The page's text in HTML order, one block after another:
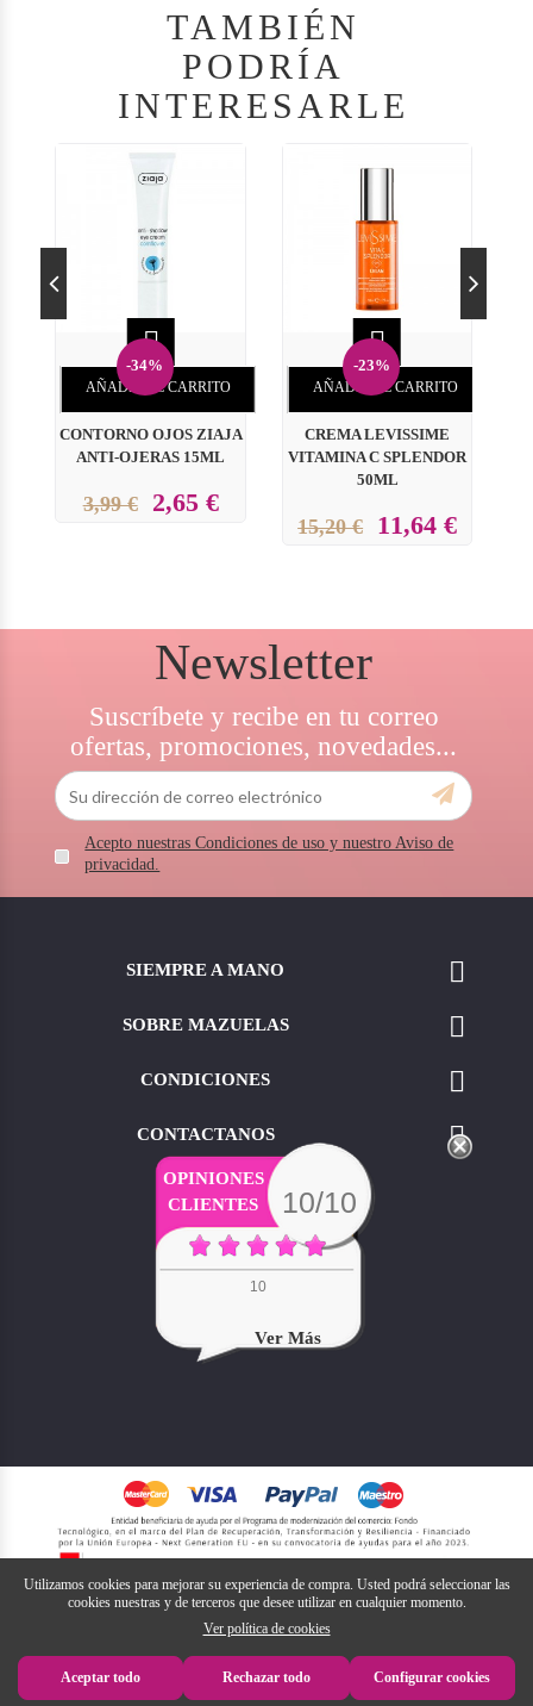
TAMBIÉN
PODRÍA
INTERESARLE
-34%

AÑADIR AL CARRITO
CONTORNO OJOS ZIAJA
ANTI-OJERAS 15ML
3,99 € 2,65 €
-23%

AÑADIR AL CARRITO
CREMA LEVISSIME
VITAMINA C SPLENDOR
50ML
15,20 € 11,64 €
Newsletter
Suscríbete y recibe en tu correo
ofertas, promociones, novedades...
Acepto nuestras Condiciones de uso y nuestro Aviso de
privacidad.
SIEMPRE A MANO 
SOBRE MAZUELAS 
CONDICIONES 
CONTACTANOS 
OPINIONES
CLIENTES
10/10
10
Ver Más
Utilizamos cookies para mejorar su experiencia de compra. Usted podrá seleccionar las
cookies nuestras y de terceros que desee utilizar en cualquier momento.
Ver política de cookies
Aceptar todo Rechazar todo Configurar cookies